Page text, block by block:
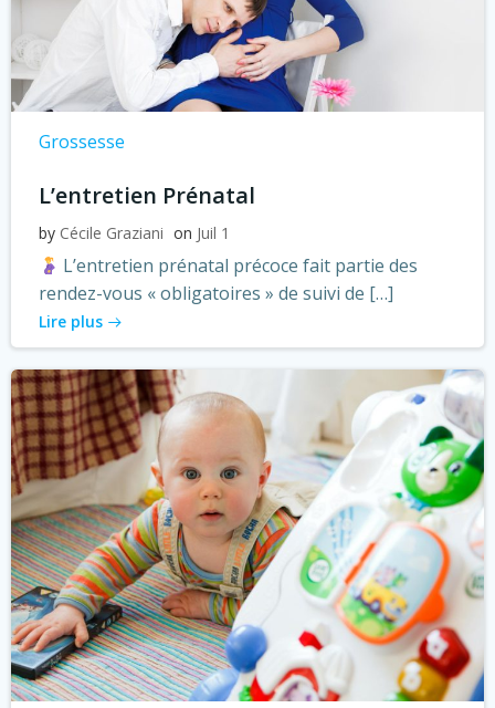
Grossesse
L’entretien Prénatal
by Cécile Graziani on Juil 1
L’entretien prénatal précoce fait partie des
rendez-vous « obligatoires » de suivi de […]
Lire plus